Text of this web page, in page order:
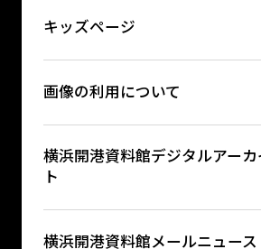
キッズページ
画像の利用について
横浜開港資料館デジタルアーカ
ト
横浜開港資料館メールニュース